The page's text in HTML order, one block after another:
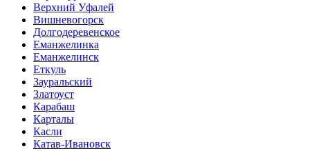
Верхний Уфалей
Вишневогорск
Долгодеревенское
Еманжелинка
Еманжелинск
Еткуль
Зауральский
Златоуст
Карабаш
Карталы
Касли
Катав-Ивановск